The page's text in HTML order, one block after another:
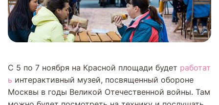
С 5 по 7 ноября на Красной площади будет работат
ь интерактивный музей, посвященный обороне
Москвы в годы Великой Отечественной войны. Там